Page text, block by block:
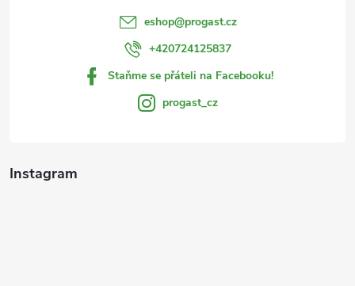
eshop@progast.cz
+420724125837
Staňme se přáteli na Facebooku!
progast_cz
Instagram